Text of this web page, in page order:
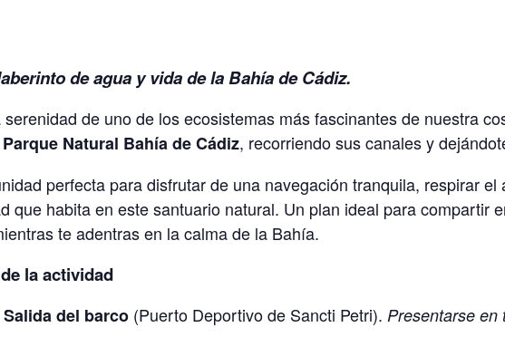
de agua y vida de la Bahía de Cádiz.
serenidad de uno de los ecosistemas más fascinantes de nuestra
Parque Natural Bahía de Cádiz, recorriendo sus canales y
perfecta para disfrutar de una navegación tranquila, respirar
que habita en este santuario natural. Un plan ideal para compartir
te adentras en la calma de la Bahía.
la actividad
Salida del barco(Puerto Deportivo de Sancti Petri). Presentarse en